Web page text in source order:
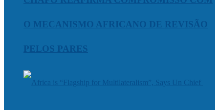
O MECANISMO AFRICANO DE REVISÃO
PELOS PARES